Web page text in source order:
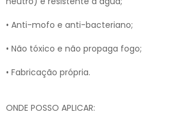
• Anti-mofo e anti-bacteriano;
• Não tóxico e não propaga fogo;
• Fabricação própria.
ONDE POSSO APLICAR: